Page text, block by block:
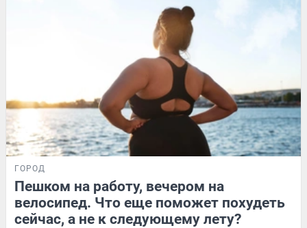
ГОРОД
Пешком на работу, вечером на
велосипед. Что еще поможет похудеть
сейчас, а не к следующему лету?